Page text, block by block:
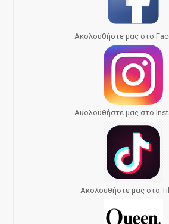
Ακολουθήστε μας στο
Ακολουθήστε μας στο
Ακολουθήστε μας στο